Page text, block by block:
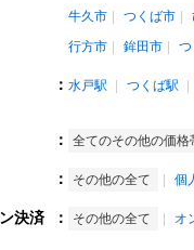
牛久市
つくば市
行方市
鉾田市
： 水戸駅 つくば駅
： 全てのその他の価格
： その他の全て 個
決済 ： その他の全て オ